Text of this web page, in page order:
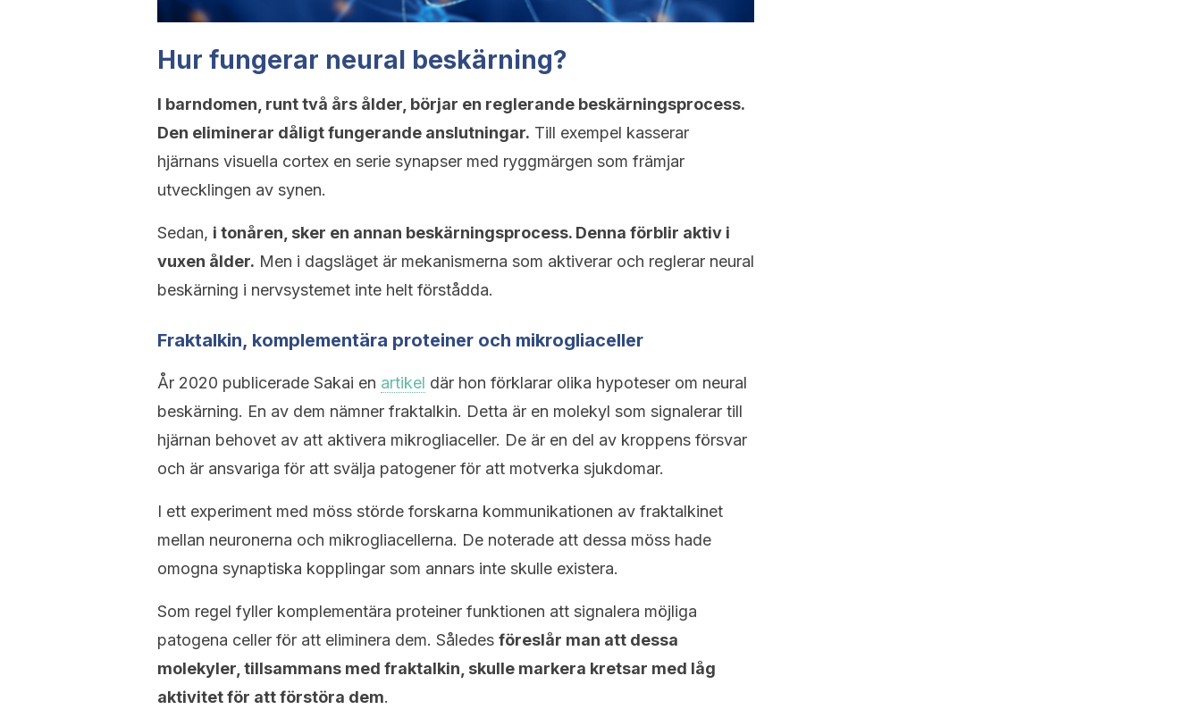
Hur fungerar neural beskärning?
I barndomen, runt två års ålder, börjar en reglerande beskärningsprocess.
Den eliminerar dåligt fungerande anslutningar. Till exempel kasserar
hjärnans visuella cortex en serie synapser med ryggmärgen som främjar
utvecklingen av synen.
Sedan, i tonåren, sker en annan beskärningsprocess. Denna förblir aktiv i
vuxen ålder. Men i dagsläget är mekanismerna som aktiverar och reglerar neural
beskärning i nervsystemet inte helt förstådda.
Fraktalkin, komplementära proteiner och mikrogliaceller
År 2020 publicerade Sakai en artikel där hon förklarar olika hypoteser om neural
beskärning. En av dem nämner fraktalkin. Detta är en molekyl som signalerar till
hjärnan behovet av att aktivera mikrogliaceller. De är en del av kroppens försvar
och är ansvariga för att svälja patogener för att motverka sjukdomar.
I ett experiment med möss störde forskarna kommunikationen av fraktalkinet
mellan neuronerna och mikrogliacellerna. De noterade att dessa möss hade
omogna synaptiska kopplingar som annars inte skulle existera.
Som regel fyller komplementära proteiner funktionen att signalera möjliga
patogena celler för att eliminera dem. Således föreslår man att dessa
molekyler, tillsammans med fraktalkin, skulle markera kretsar med låg
aktivitet för att förstöra dem.